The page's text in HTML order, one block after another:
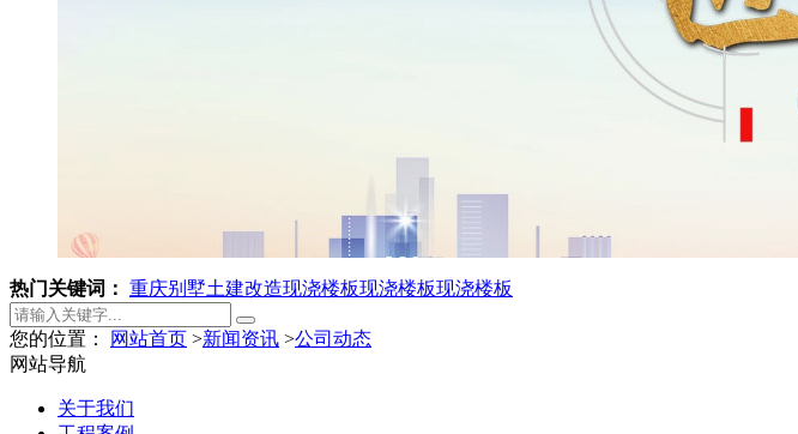
热门关键词： 重庆别墅土建改造现浇楼板现浇楼板现浇楼板
您的位置： 网站首页 >新闻资讯 >公司动态
网站导航
关于我们